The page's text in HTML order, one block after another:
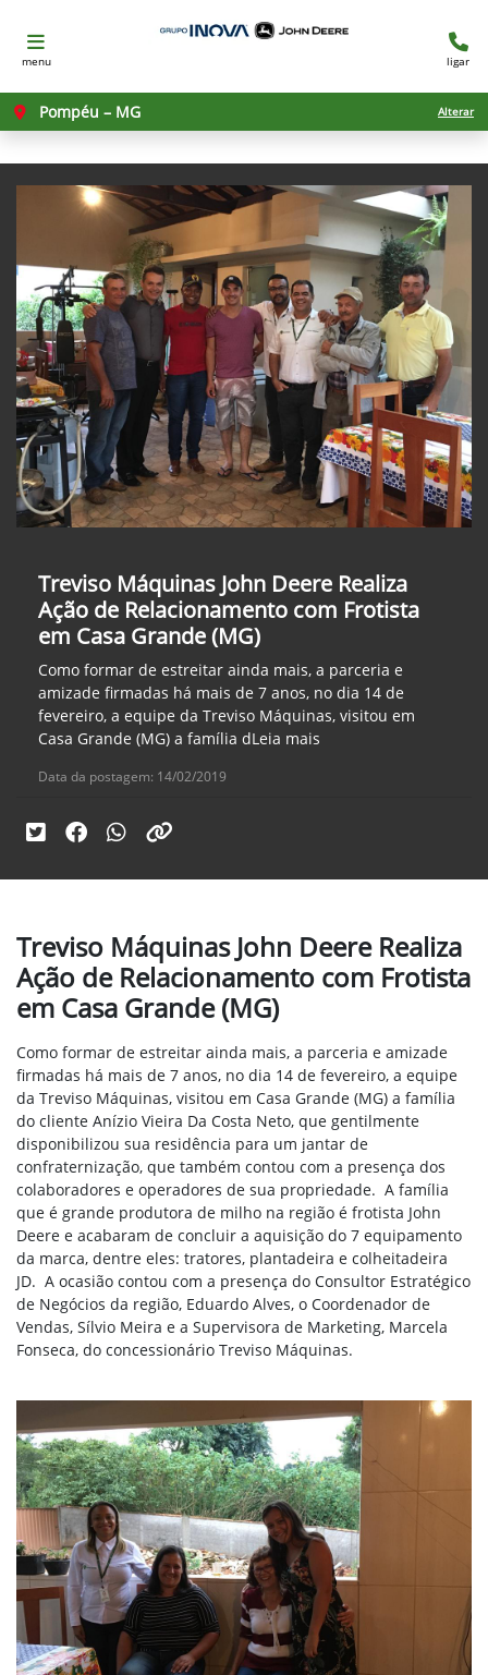
menu ligar
Pompéu – MG Alterar
Treviso Máquinas John Deere Realiza
Ação de Relacionamento com Frotista
em Casa Grande (MG)
Como formar de estreitar ainda mais, a parceria e
amizade firmadas há mais de 7 anos, no dia 14 de
fevereiro, a equipe da Treviso Máquinas, visitou em
Casa Grande (MG) a família dLeia mais
Data da postagem: 14/02/2019
Treviso Máquinas John Deere Realiza
Ação de Relacionamento com Frotista
em Casa Grande (MG)
Como formar de estreitar ainda mais, a parceria e amizade
firmadas há mais de 7 anos, no dia 14 de fevereiro, a equipe
da Treviso Máquinas, visitou em Casa Grande (MG) a família
do cliente Anízio Vieira Da Costa Neto, que gentilmente
disponibilizou sua residência para um jantar de
confraternização, que também contou com a presença dos
colaboradores e operadores de sua propriedade. A família
que é grande produtora de milho na região é frotista John
Deere e acabaram de concluir a aquisição do 7 equipamento
da marca, dentre eles: tratores, plantadeira e colheitadeira
JD. A ocasião contou com a presença do Consultor Estratégico
de Negócios da região, Eduardo Alves, o Coordenador de
Vendas, Sílvio Meira e a Supervisora de Marketing, Marcela
Fonseca, do concessionário Treviso Máquinas.